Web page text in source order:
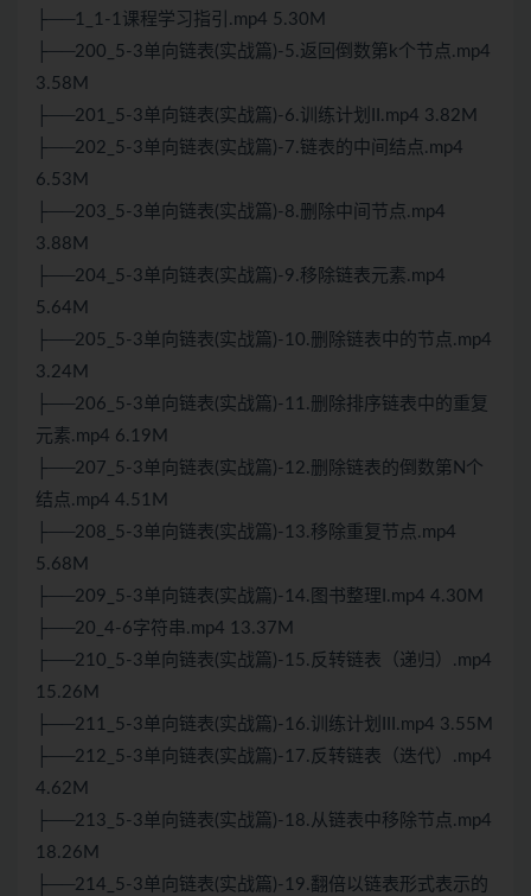
├──1_1-1课程学习指引.mp4 5.30M
├──200_5-3单向链表(实战篇)-5.返回倒数第k个节点.mp4
3.58M
├──201_5-3单向链表(实战篇)-6.训练计划II.mp4 3.82M
├──202_5-3单向链表(实战篇)-7.链表的中间结点.mp4
6.53M
├──203_5-3单向链表(实战篇)-8.删除中间节点.mp4
3.88M
├──204_5-3单向链表(实战篇)-9.移除链表元素.mp4
5.64M
├──205_5-3单向链表(实战篇)-10.删除链表中的节点.mp4
3.24M
├──206_5-3单向链表(实战篇)-11.删除排序链表中的重复
元素.mp4 6.19M
├──207_5-3单向链表(实战篇)-12.删除链表的倒数第N个
结点.mp4 4.51M
├──208_5-3单向链表(实战篇)-13.移除重复节点.mp4
5.68M
├──209_5-3单向链表(实战篇)-14.图书整理I.mp4 4.30M
├──20_4-6字符串.mp4 13.37M
├──210_5-3单向链表(实战篇)-15.反转链表（递归）.mp4
15.26M
├──211_5-3单向链表(实战篇)-16.训练计划III.mp4 3.55M
├──212_5-3单向链表(实战篇)-17.反转链表（迭代）.mp4
4.62M
├──213_5-3单向链表(实战篇)-18.从链表中移除节点.mp4
18.26M
├──214_5-3单向链表(实战篇)-19.翻倍以链表形式表示的